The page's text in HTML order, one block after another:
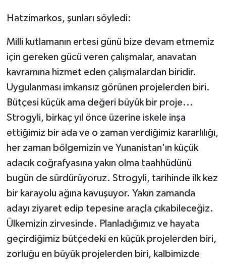
Hatzimarkos, şunları söyledi:
Milli kutlamanın ertesi günü bize devam etmemiz
için gereken gücü veren çalışmalar, anavatan
kavramına hizmet eden çalışmalardan biridir.
Uygulanması imkansız görünen projelerden biri.
Bütçesi küçük ama değeri büyük bir proje...
Strogyli, birkaç yıl önce üzerine iskele inşa
ettiğimiz bir ada ve o zaman verdiğimiz kararlılığı,
her zaman bölgemizin ve Yunanistan'ın küçük
adacık coğrafyasına yakın olma taahhüdünü
bugün de sürdürüyoruz. Strogyli, tarihinde ilk kez
bir karayolu ağına kavuşuyor. Yakın zamanda
adayı ziyaret edip tepesine araçla çıkabileceğiz.
Ülkemizin zirvesinde. Planladığımız ve hayata
geçirdiğimiz bütçedeki en küçük projelerden biri,
zorluğu en büyük projelerden biri, kalbimizde